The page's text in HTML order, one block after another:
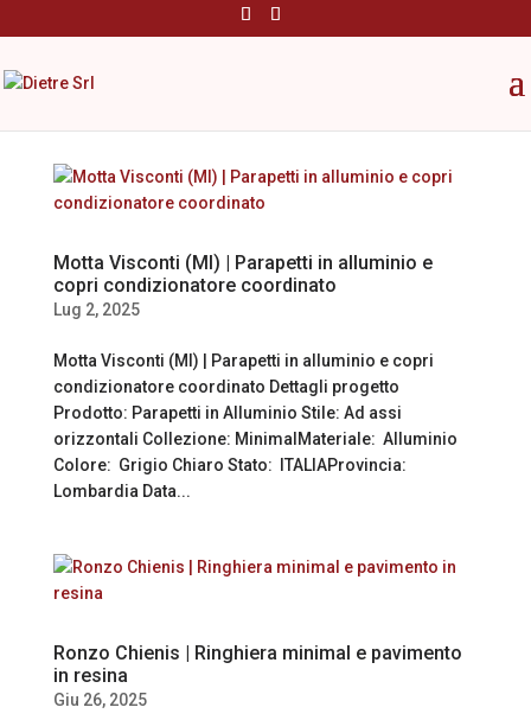
Motta Visconti (MI) | Parapetti in alluminio e
copri condizionatore coordinato
Lug 2, 2025
Motta Visconti (MI) | Parapetti in alluminio e copri
condizionatore coordinato Dettagli progetto
Prodotto: Parapetti in Alluminio Stile: Ad assi
orizzontali Collezione: MinimalMateriale: Alluminio
Colore: Grigio Chiaro Stato: ITALIAProvincia:
Lombardia Data...
Ronzo Chienis | Ringhiera minimal e pavimento
in resina
Giu 26, 2025